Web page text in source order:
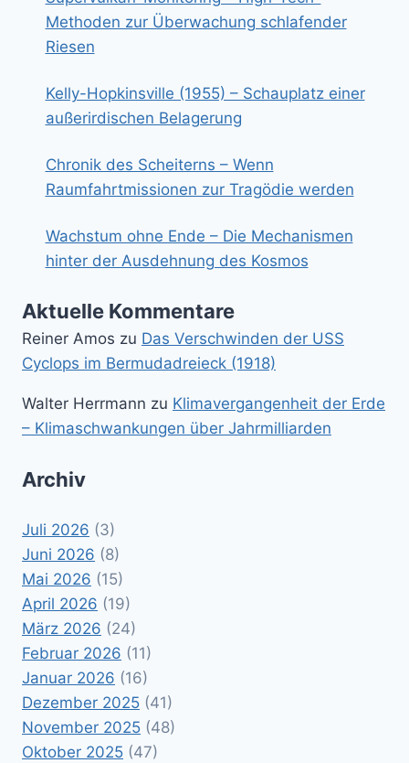
Methoden zur Überwachung schlafender
Riesen
Kelly-Hopkinsville (1955) – Schauplatz einer
außerirdischen Belagerung
Chronik des Scheiterns – Wenn
Raumfahrtmissionen zur Tragödie werden
Wachstum ohne Ende – Die Mechanismen
hinter der Ausdehnung des Kosmos
Aktuelle Kommentare
Reiner Amos zu Das Verschwinden der USS
Cyclops im Bermudadreieck (1918)
Walter Herrmann zu Klimavergangenheit der Erde
– Klimaschwankungen über Jahrmilliarden
Archiv
Juli 2026 (3)
Juni 2026 (8)
Mai 2026 (15)
April 2026 (19)
März 2026 (24)
Februar 2026 (11)
Januar 2026 (16)
Dezember 2025 (41)
November 2025 (48)
Oktober 2025 (47)